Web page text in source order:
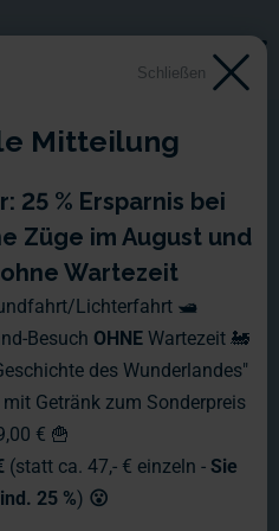
Schließen
Mitteilung
25 % Ersparnis bei
Züge im August und
Wartezeit
Lichterfahrt 🛥️
Besuch OHNE Wartezeit 🚂
des Wunderlandes"
Getränk zum Sonderpreis
€ 🍟
(statt ca. 47,- € einzeln - Sie
25 %) 😮